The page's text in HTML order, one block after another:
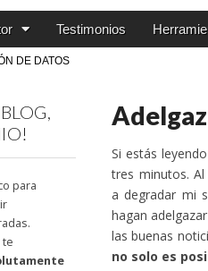
Testimonios
DE DATOS
Si estás
tres minutos.
a degradar mi
hagan
las buenas
no solo es
para
te